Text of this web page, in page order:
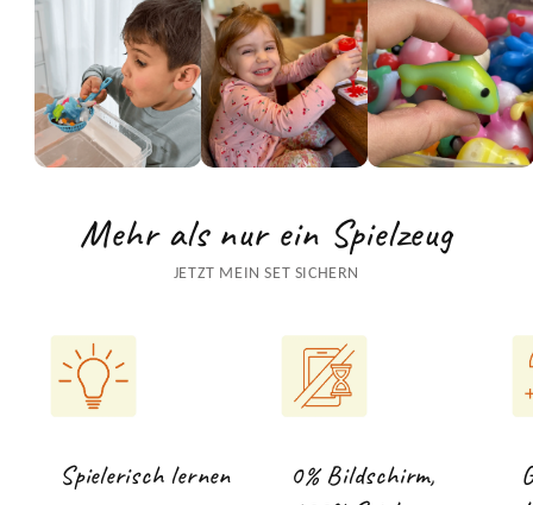
Mehr als nur ein Spielzeug
JETZT MEIN SET SICHERN
Spielerisch lernen
0% Bildschirm,